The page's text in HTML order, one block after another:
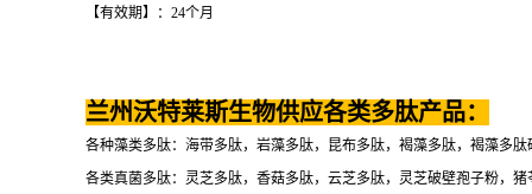
【有效期】：24个月
兰州沃特莱斯生物供应各类多肽产品：
各种藻类多肽：海带多肽，岩藻多肽，昆布多肽，褐藻多肽，褐藻多肽
各类真菌多肽：灵芝多肽，香菇多肽，云芝多肽，灵芝破壁孢子粉，